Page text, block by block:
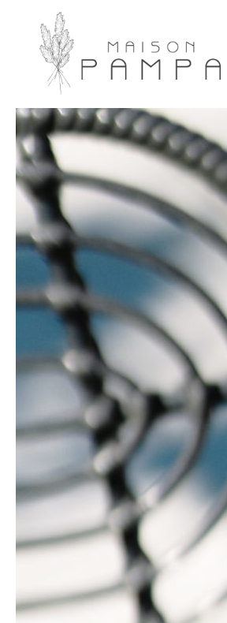
WELCOME
MAISON PAMPA
NOTRE HISTOIRE
ACTIVITÉS
GALERIE
NOS TARIFS
CONTACT
RÉSERVATION
FR